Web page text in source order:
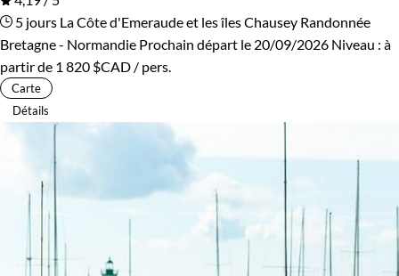
5 jours La Côte d'Emeraude et les îles Chausey Randonnée
Bretagne - Normandie Prochain départ le 20/09/2026 Niveau : à
partir de 1 820 $CAD / pers.
Carte
Détails